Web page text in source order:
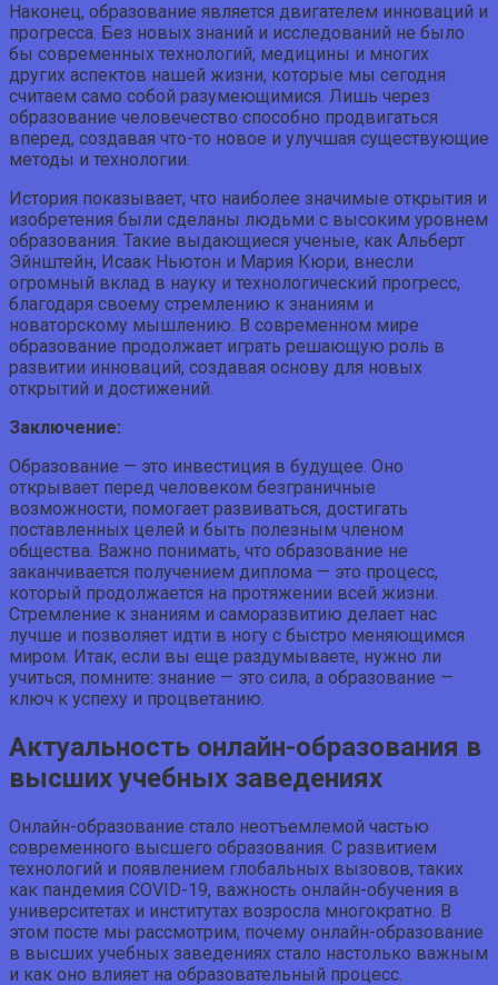
Наконец, образование является двигателем инноваций и
прогресса. Без новых знаний и исследований не было
бы современных технологий, медицины и многих
других аспектов нашей жизни, которые мы сегодня
считаем само собой разумеющимися. Лишь через
образование человечество способно продвигаться
вперед, создавая что-то новое и улучшая существующие
методы и технологии.
История показывает, что наиболее значимые открытия и
изобретения были сделаны людьми с высоким уровнем
образования. Такие выдающиеся ученые, как Альберт
Эйнштейн, Исаак Ньютон и Мария Кюри, внесли
огромный вклад в науку и технологический прогресс,
благодаря своему стремлению к знаниям и
новаторскому мышлению. В современном мире
образование продолжает играть решающую роль в
развитии инноваций, создавая основу для новых
открытий и достижений.
Заключение:
Образование — это инвестиция в будущее. Оно
открывает перед человеком безграничные
возможности, помогает развиваться, достигать
поставленных целей и быть полезным членом
общества. Важно понимать, что образование не
заканчивается получением диплома — это процесс,
который продолжается на протяжении всей жизни.
Стремление к знаниям и саморазвитию делает нас
лучше и позволяет идти в ногу с быстро меняющимся
миром. Итак, если вы еще раздумываете, нужно ли
учиться, помните: знание — это сила, а образование —
ключ к успеху и процветанию.
Актуальность онлайн-образования в
высших учебных заведениях
Онлайн-образование стало неотъемлемой частью
современного высшего образования. С развитием
технологий и появлением глобальных вызовов, таких
как пандемия COVID-19, важность онлайн-обучения в
университетах и институтах возросла многократно. В
этом посте мы рассмотрим, почему онлайн-образование
в высших учебных заведениях стало настолько важным
и как оно влияет на образовательный процесс.